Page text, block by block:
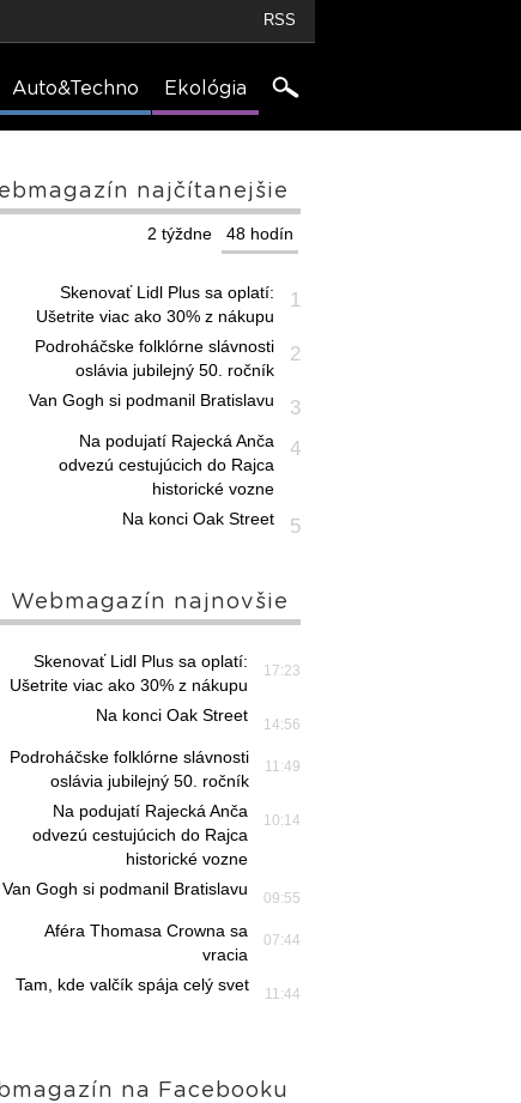
RSS
Auto&Techno Ekológia
najčítanejšie
48 hodín
2 týždne
1
Skenovať Lidl Plus sa oplatí:
Ušetrite viac ako 30% z nákupu
2
Podroháčske folklórne slávnosti
oslávia jubilejný 50. ročník
3
Van Gogh si podmanil Bratislavu
4
Na podujatí Rajecká Anča
odvezú cestujúcich do Rajca
historické vozne
5
Na konci Oak Street
Webmagazín najnovšie
17:23
Skenovať Lidl Plus sa oplatí:
Ušetrite viac ako 30% z nákupu
14:56
Na konci Oak Street
11:49
Podroháčske folklórne slávnosti
oslávia jubilejný 50. ročník
10:14
Na podujatí Rajecká Anča
odvezú cestujúcich do Rajca
historické vozne
09:55
Van Gogh si podmanil Bratislavu
07:44
Aféra Thomasa Crowna sa
vracia
11:44
Tam, kde valčík spája celý svet
na Facebooku